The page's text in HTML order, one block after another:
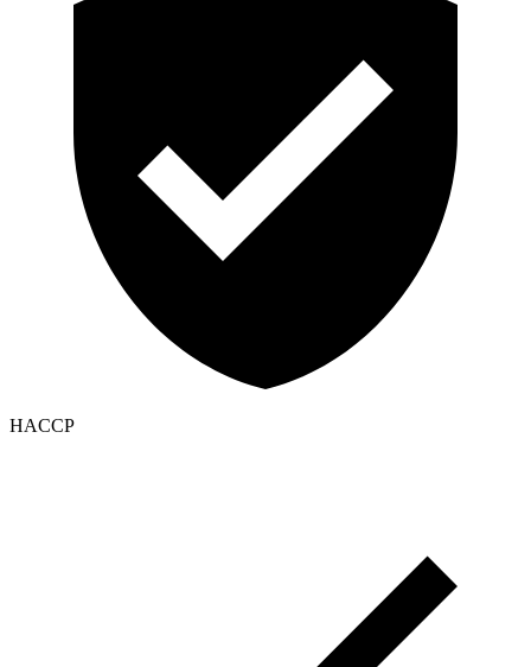
HACCP